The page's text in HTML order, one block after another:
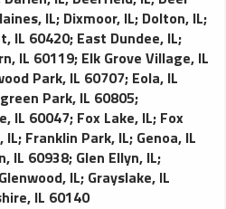
IL; Dixmoor, IL; Dolton, IL;
IL 60420; East Dundee, IL;
IL 60119; Elk Grove Village, IL
Park, IL 60707; Eola, IL
Park, IL 60805;
IL 60047; Fox Lake, IL; Fox
IL; Franklin Park, IL; Genoa, IL
IL 60938; Glen Ellyn, IL;
Glenwood, IL; Grayslake, IL
IL 60140